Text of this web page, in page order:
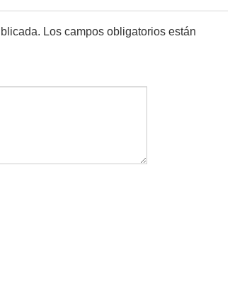
Los campos obligatorios están